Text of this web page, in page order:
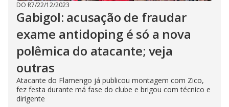
DO R7/22/12/2023
Gabigol: acusação de fraudar
exame antidoping é só a nova
polêmica do atacante; veja
outras
Atacante do Flamengo já publicou montagem com Zico,
fez festa durante má fase do clube e brigou com técnico e
dirigente